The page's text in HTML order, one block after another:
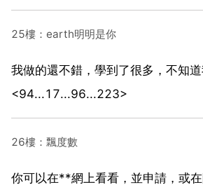
25樓：earth明明是你
我做的還不錯，學到了很多，不知
<94...17...96...223>
26樓：飄度數
你可以在**網上看看，並申請，或